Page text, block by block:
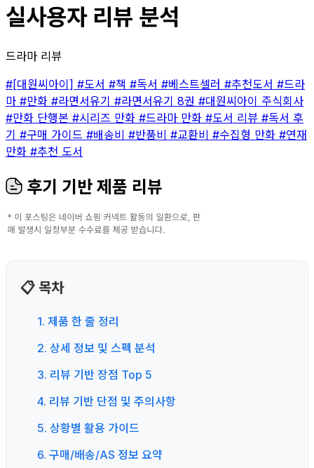
실사용자 리뷰 분석
드라마 리뷰
#[대원씨아이] #도서 #책 #독서 #베스트셀러 #추천도서 #드라
마 #만화 #라면서유기 #라면서유기 8권 #대원씨아이 주식회사
#만화 단행본 #시리즈 만화 #드라마 만화 #도서 리뷰 #독서 후
기 #구매 가이드 #배송비 #반품비 #교환비 #수집형 만화 #연재
만화 #추천 도서
후기 기반 제품 리뷰
📋 목차
1. 제품 한 줄 정리
2. 상세 정보 및 스펙 분석
3. 리뷰 기반 장점 Top 5
4. 리뷰 기반 단점 및 주의사항
5. 상황별 활용 가이드
6. 구매/배송/AS 정보 요약